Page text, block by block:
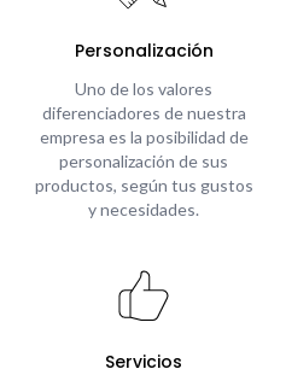
Personalización
Uno de los valores
diferenciadores de nuestra
empresa es la posibilidad de
personalización de sus
productos, según tus gustos
y necesidades.
Servicios